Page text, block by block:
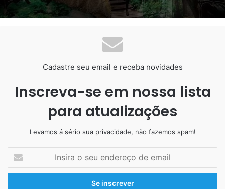
LiquidPiso
Cadastre seu email e receba novidades
Inscreva-se em nossa lista
para atualizações
Levamos á sério sua privacidade, não fazemos spam!
seu